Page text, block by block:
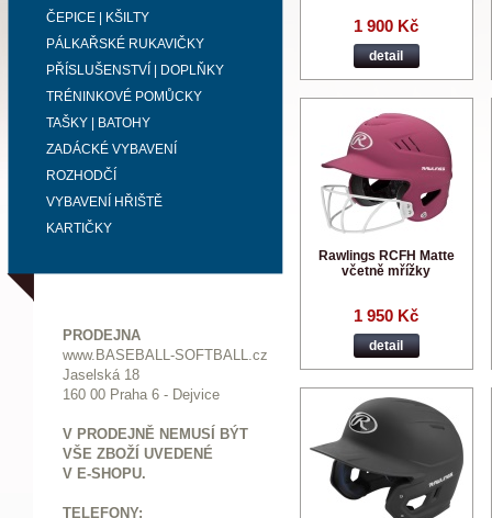
ČEPICE | KŠILTY
PÁLKAŘSKÉ RUKAVIČKY
PŘÍSLUŠENSTVÍ | DOPLŇKY
TRÉNINKOVÉ POMŮCKY
TAŠKY | BATOHY
ZADÁCKÉ VYBAVENÍ
ROZHODČÍ
VYBAVENÍ HŘIŠTĚ
KARTIČKY
PRODEJNA
www.BASEBALL-SOFTBALL.cz
Jaselská 18
160 00 Praha 6 - Dejvice
V PRODEJNĚ NEMUSÍ BÝT
VŠE ZBOŽÍ UVEDENÉ
V E-SHOPU.
TELEFONY:
1 900 Kč
detail
Rawlings RCFH Matte
včetně mřížky
1 950 Kč
detail